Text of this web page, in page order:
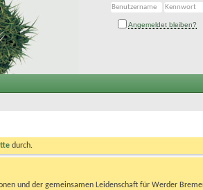
Angemeldet bleiben?
durch.
und der gemeinsamen Leidenschaft für Werder